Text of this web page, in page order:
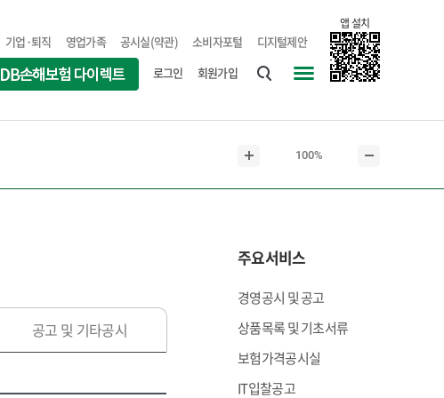
기업·퇴직 영업가족 공시실(약관) 소비자포털 디지털제안
앱 설치
로그인
회원가입
맵
본
문
현
기
100%
문
공고 및 기타공시
주요서비스
경영공시 및 공고
상품목록 및 기초서류
보험가격공시실
IT입찰공고